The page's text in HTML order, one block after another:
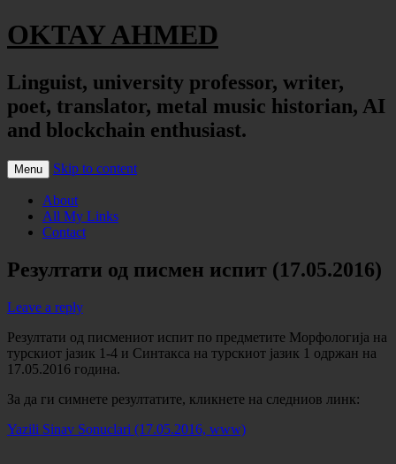
OKTAY AHMED
Linguist, university professor, writer,
poet, translator, metal music historian, AI
and blockchain enthusiast.
Menu Skip to content
About
All My Links
Contact
Резултати од писмен испит (17.05.2016)
Leave a reply
Резултати од писмениот испит по предметите Морфологија на
турскиот јазик 1-4 и Синтакса на турскиот јазик 1 одржан на
17.05.2016 година.
За да ги симнете резултатите, кликнете на следниов линк:
Yazili Sinav Sonuclari (17.05.2016, www)